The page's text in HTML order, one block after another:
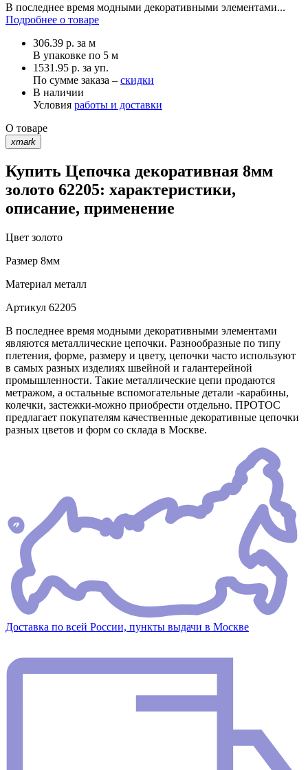
В последнее время модными декоративными элементами...
Подробнее о товаре
306.39 р. за м
В упаковке по 5 м
1531.95 р. за уп.
По сумме заказа – скидки
В наличии
Условия работы и доставки
О товаре
xmark
Купить Цепочка декоративная 8мм
золото 62205: характеристики,
описание, применение
Цвет золото
Размер 8мм
Материал металл
Артикул 62205
В последнее время модными декоративными элементами
являются металлические цепочки. Разнообразные по типу
плетения, форме, размеру и цвету, цепочки часто используют
в самых разных изделиях швейной и галантерейной
промышленности. Такие металлические цепи продаются
метражом, а остальные вспомогательные детали -карабины,
колечки, застежки-можно приобрести отдельно. ПРОТОС
предлагает покупателям качественные декоративные цепочки
разных цветов и форм со склада в Москве.
Доставка по всей России, пункты выдачи в Москве